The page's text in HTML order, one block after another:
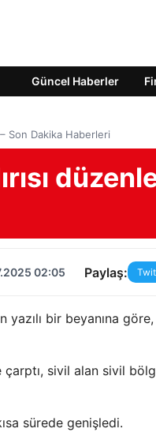
Güncel Haberler
Son Dakika Haberleri
02:05 Paylaş:
yazılı bir beyanına
sivil alan sivil
sürede genişledi.